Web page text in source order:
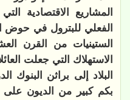
المشاريع الاقتصادية
الفعلي للبترول في حوض
الستينيات من القرن
الاستهلاك التي جعلت
البلاد إلى براثن البنوك
بكم كبير من الديون